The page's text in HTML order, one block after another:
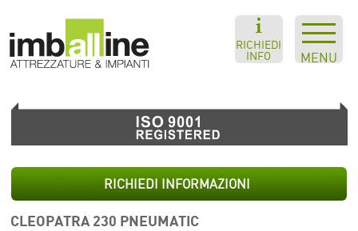
MENU
RICHIEDI
INFO
RICHIEDI INFORMAZIONI
CLEOPATRA 230 PNEUMATIC